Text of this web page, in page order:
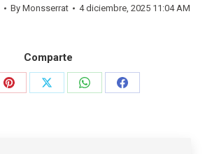
By Monsserrat 4 diciembre, 2025 11:04 AM
Comparte
Share
Share
Share
Share